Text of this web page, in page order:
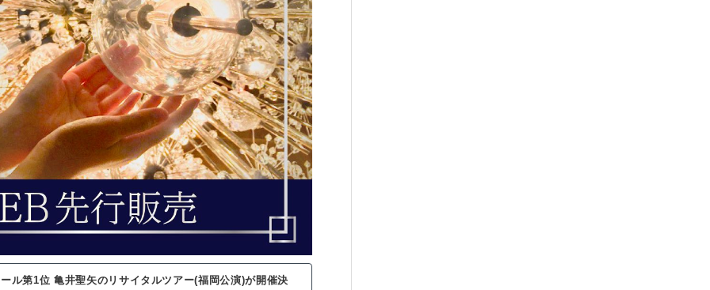
ル第1位 亀井聖矢のリサイタルツアー(福岡公演)が開催決